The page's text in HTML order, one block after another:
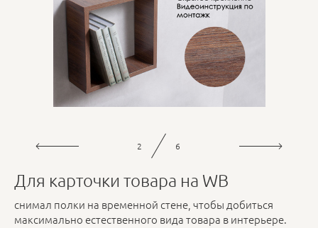
3 6
Для карточки товара на WB
снимал полки на временной стене, чтобы добиться
максимально естественного вида товара в интерьере.